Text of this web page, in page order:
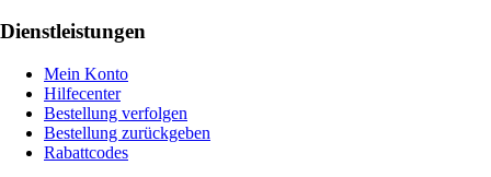
Dienstleistungen
Mein Konto
Hilfecenter
Bestellung verfolgen
Bestellung zurückgeben
Rabattcodes